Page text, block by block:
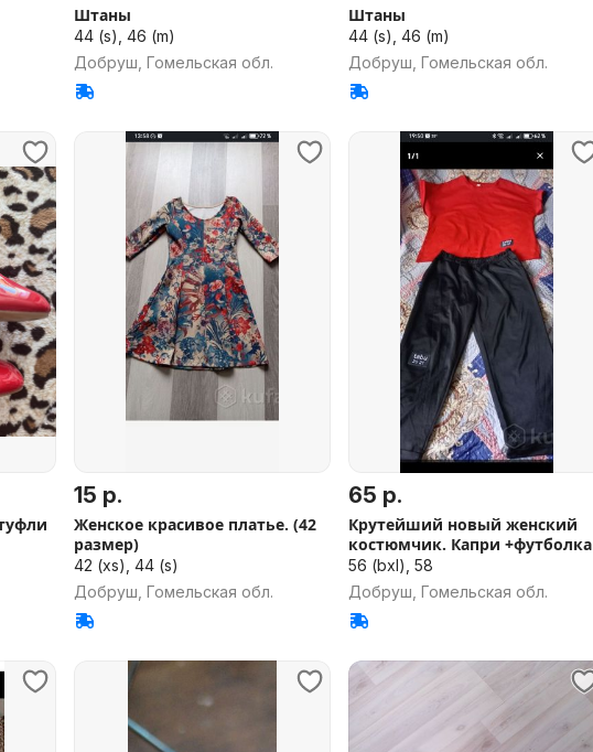
Штаны
44 (s), 46 (m)
Добруш, Гомельская обл.
Штаны
44 (s), 46 (m)
Добруш, Гомельская обл.
15 р.
Женское красивое платье. (42
размер)
42 (xs), 44 (s)
Добруш, Гомельская обл.
65 р.
Крутейший новый женский
костюмчик. Капри +футболка
56 (bxl), 58
Добруш, Гомельская обл.